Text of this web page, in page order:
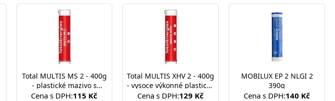
Total MULTIS MS 2 - 400g
- plastické mazivo s
obsahem grafitu
Cena s DPH:115 Kč
Total MULTIS XHV 2 - 400g
- vysoce výkonné plastické
mazivo
Cena s DPH:129 Kč
MOBILUX EP 2 NLGI 2
390g
Cena s DPH:140 Kč